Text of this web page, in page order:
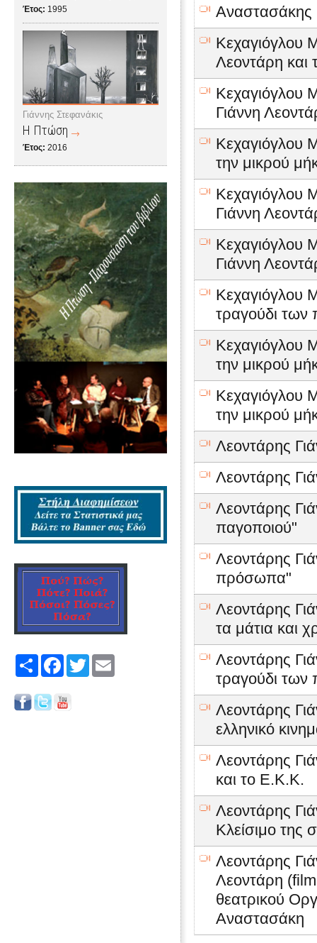
Έτος: 1995
Γιάννης Στεφανάκις
Η Πτώση
Έτος: 2016
Share FacebookTwitter
Αναστασάκης
Κεχαγιόγλου
Λεοντάρη και
Κεχαγιόγλου
Γιάννη
Κεχαγιόγλου
την μικρού
Κεχαγιόγλου
Γιάννη
Κεχαγιόγλου
Γιάννη
Κεχαγιόγλου
τραγούδι των
Κεχαγιόγλου
την μικρού
Κεχαγιόγλου
την μικρού
Λεοντάρης
Λεοντάρης
Λεοντάρης
παγοποιού"
Λεοντάρης
πρόσωπα"
Λεοντάρης
τα μάτια και
Λεοντάρης
τραγούδι των
Λεοντάρης
ελληνικό
Λεοντάρης
και το Ε.Κ.Κ.
Λεοντάρης
Κλείσιμο της
Λεοντάρης
Λεοντάρη
θεατρικού
Αναστασάκη